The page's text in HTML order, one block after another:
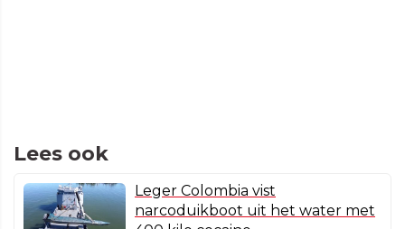
Lees ook
Leger Colombia vist
narcoduikboot uit het water met